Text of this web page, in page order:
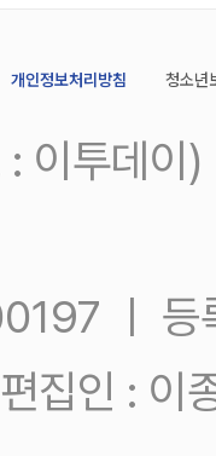
개인정보처리방침 청소년
: 이투데
ㅣ
집인 : 이